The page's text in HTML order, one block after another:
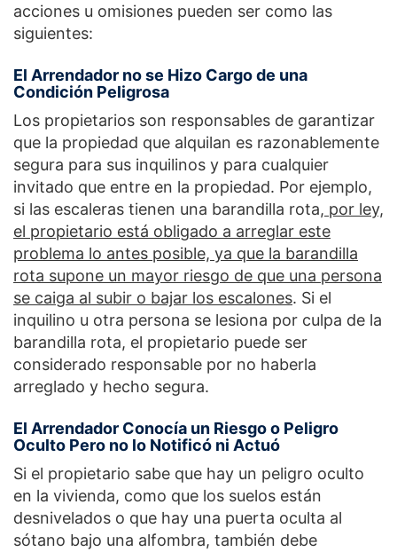
acciones u omisiones pueden ser como las
siguientes:
El Arrendador no se Hizo Cargo de una
Condición Peligrosa
Los propietarios son responsables de garantizar
que la propiedad que alquilan es razonablemente
segura para sus inquilinos y para cualquier
invitado que entre en la propiedad. Por ejemplo,
si las escaleras tienen una barandilla rota, por ley,
el propietario está obligado a arreglar este
problema lo antes posible, ya que la barandilla
rota supone un mayor riesgo de que una persona
se caiga al subir o bajar los escalones. Si el
inquilino u otra persona se lesiona por culpa de la
barandilla rota, el propietario puede ser
considerado responsable por no haberla
arreglado y hecho segura.
El Arrendador Conocía un Riesgo o Peligro
Oculto Pero no lo Notificó ni Actuó
Si el propietario sabe que hay un peligro oculto
en la vivienda, como que los suelos están
desnivelados o que hay una puerta oculta al
sótano bajo una alfombra, también debe